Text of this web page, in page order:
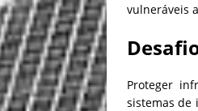
vulneráveis
Proteger
sistemas de